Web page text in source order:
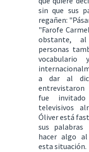
sin que sus
regañen:
"Farofe
obstante,
personas
a dar al
entrevistaron
fue
televisivos
Óliver está
sus palabras
hacer algo
esta situación.